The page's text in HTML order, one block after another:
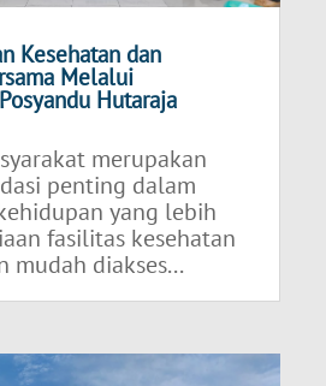
Kesehatan dan
Melalui
Hutaraja
merupakan
penting dalam
yang lebih
fasilitas kesehatan
mudah diakses...